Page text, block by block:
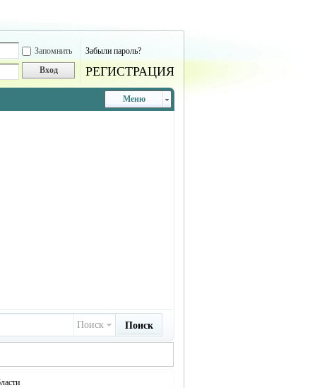
Запомнить Забыли пароль?
Вход РЕГИСТРАЦИЯ
Меню
Поиск Поиск